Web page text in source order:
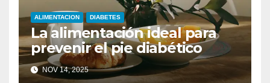
ALIMENTACION DIABETES
La alimentación ideal para
prevenir el pie diabético
NOV 14, 2025